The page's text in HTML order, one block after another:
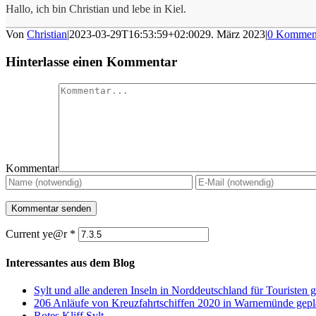
Hallo, ich bin Christian und lebe in Kiel.
Von Christian|2023-03-29T16:53:59+02:0029. März 2023|0
Hinterlasse einen Kommentar
Kommentar
Current ye@r *
Interessantes aus dem Blog
Sylt und alle anderen Inseln in Norddeutschland für Touristen
206 Anläufe von Kreuzfahrtschiffen 2020 in Warnemünde